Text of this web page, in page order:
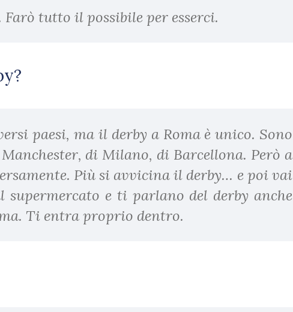
tutto il possibile per esserci.
paesi, ma il derby a Roma è unico. Sono
di Milano, di Barcellona. Però a
Più si avvicina il derby… e poi vai
supermercato e ti parlano del derby anche
Ti entra proprio dentro.